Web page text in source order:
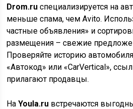
Drom.ru специализируется на
меньше спама, чем Avito.
частные объявления» и
размещения – свежие
Проверяйте историю
«Автокод» или «CarVertical»,
прилагают продавцы.
НаYoula.ru встречаются